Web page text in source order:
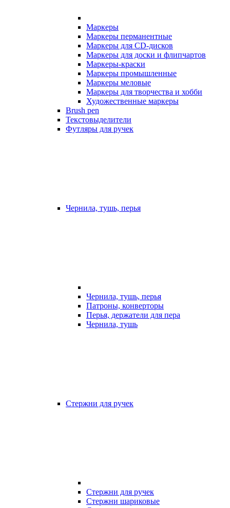
Маркеры
Маркеры перманентные
Маркеры для CD-дисков
Маркеры для доски и флипчартов
Маркеры-краски
Маркеры промышленные
Маркеры меловые
Маркеры для творчества и хобби
Художественные маркеры
Brush pen
Текстовыделители
Футляры для ручек
Чернила, тушь, перья
Чернила, тушь, перья
Патроны, конверторы
Перья, держатели для пера
Чернила, тушь
Стержни для ручек
Стержни для ручек
Стержни шариковые